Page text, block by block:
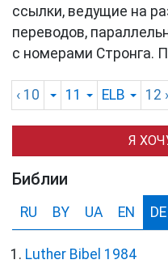
ссылки, ведущие на
переводов,
с номерами Стронга.
‹ 10 11 ELB 12 ›
Я
Библии
RU BY UA EN DE
Luther Bibel 1984